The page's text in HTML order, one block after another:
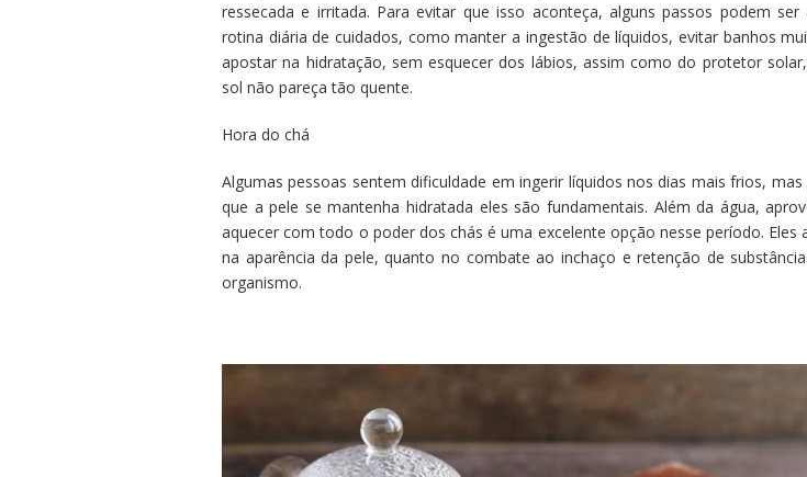
ressecada e irritada. Para evitar que isso aconteça, alguns passos podem ser
rotina diária de cuidados, como manter a ingestão de líquidos, evitar banhos
apostar na hidratação, sem esquecer dos lábios, assim como do protetor
sol não pareça tão quente.
Hora do chá
Algumas pessoas sentem dificuldade em ingerir líquidos nos dias mais frios,
que a pele se mantenha hidratada eles são fundamentais. Além da água,
aquecer com todo o poder dos chás é uma excelente opção nesse período. Eles
na aparência da pele, quanto no combate ao inchaço e retenção de
organismo.